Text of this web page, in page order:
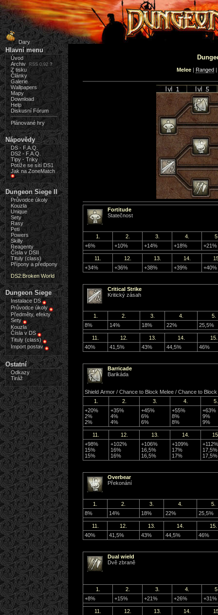
Dary
Hlavní menu
Úvod
Archiv
RSS 0.92 ?
Z tisku
Články
Galerie
Wallpapers
Mapy
Download
Help
Diskusní Fórum
Plánované hry
Nápovědy
DS - F.A.Q.
DS2 - F.A.Q.
Tipy - Triky
Potíže se sítí DS1
Jak na ZoneMatch
Dungeon Siege II
Průvodce úkoly
Kouzla
Unique
Sety
Rasy
Peti
Powers
Skilly
Reagenty
Čísla v DSII
Tituly (class)
Přípony a předpony
DS2:Broken World
Dungeon Siege
Instalace DS
Průvodce úkoly
Předměty, efekty
Sety
Kouzla
Čísla v DS
Tituly (class)
Import postav
Ostatní
Odkazy
Tiráž
Melee | Ranged |
Fortitude
Statečnost
1. 2. 3. 4.
+6%
+10% +14% +18% +21%
11. 12. 13. 14.
+34%
+36% +38% +39% +40%
Critical Strike
Kritický zásah
1. 2. 3. 4.
5.
8%
14% 18% 22% 25,5%
11. 12. 13. 14.
15.
40%
41,5% 43% 44,5% 46%
Barricade
Barikáda
Shield Armor / Chance to Block Melee / Chance to
1.
2. 3. 4.
5.
+20%
2%
2%
+35%
4%
4%
+45%
6%
6%
+55%
8%
8%
+63%
9%
9%
11. 12. 13. 14.
+98%
15%
15%
+102%
16%
16%
+106%
16,5%
16,5%
+109%
17%
17%
+112%
17,5%
17,5%
Overbear
Překonání
1. 2. 3. 4.
5.
8%
14% 18% 22% 25,5%
11. 12. 13. 14.
15.
40%
41,5% 43% 44,5% 46%
Dual wield
Dvě zbraně
1. 2. 3. 4.
+8%
+15% +21% +26% +31%
11. 12. 13. 14.